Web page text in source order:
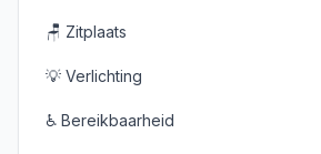
🪑 Zitplaats
💡 Verlichting
♿ Bereikbaarheid